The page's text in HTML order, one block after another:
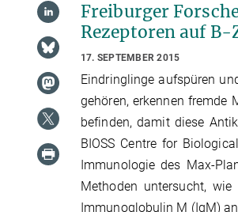
Freiburger
Rezeptoren auf
17. SEPTEMBER 2015
Eindringlinge aufspüren
gehören, erkennen fremde
befinden, damit diese
BIOSS Centre for
Immunologie des Max-
Methoden untersucht,
Immunoglobulin M (IgM)